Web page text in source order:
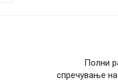
Полни
спречување